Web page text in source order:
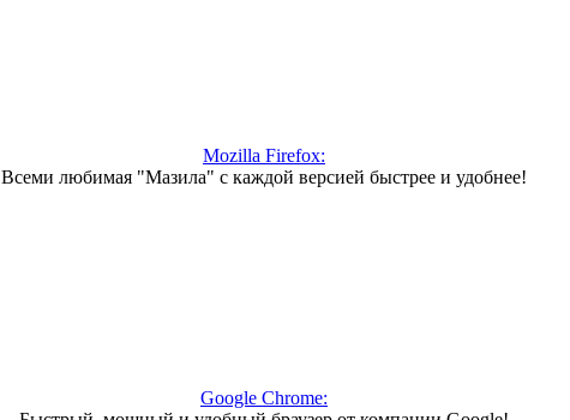
Mozilla Firefox:
Всеми любимая "Мазила" с каждой версией быстрее и удобнее!
Google Chrome: